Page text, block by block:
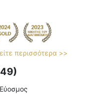
περισσότερα >>